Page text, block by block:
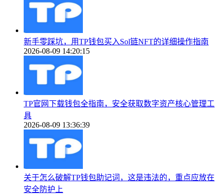
新手零踩坑，用TP钱包买入Sol链NFT的详细操作指南
2026-08-09 14:20:15
TP官网下载钱包全指南，安全获取数字资产核心管理工
具
2026-08-09 13:36:39
关于怎么破解TP钱包助记词，这是违法的，重点应放在
安全防护上